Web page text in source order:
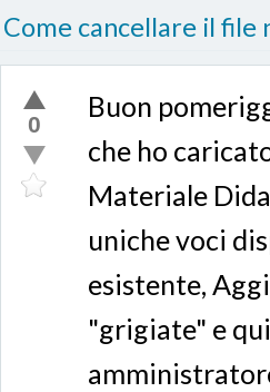
Come cancellare il
0
Buon
che ho
Materiale
uniche voci
esistente,
"grigiate" e